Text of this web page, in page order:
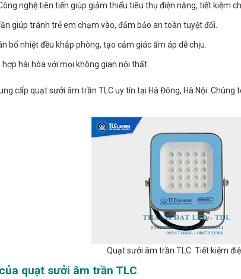
nghệ tiên tiến giúp giảm thiểu tiêu thụ điện năng, tiết kiệm
giúp tránh trẻ em chạm vào, đảm bảo an toàn tuyệt đối.
bổ nhiệt đều khắp phòng, tạo cảm giác ấm áp dễ chịu.
hợp hài hòa với mọi không gian nội thất.
cấp quạt sưởi âm trần TLC uy tín tại Hà Đông, Hà Nội.
Quạt sưởi âm trần TLC: Tiết kiệm
quạt sưởi âm trần TLC